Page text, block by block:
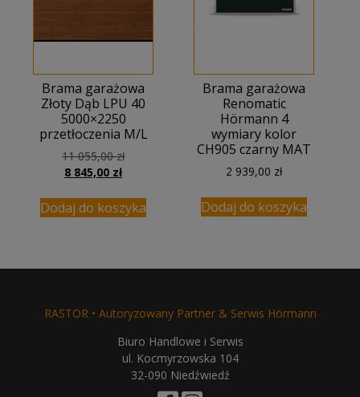
Brama garażowa
Złoty Dąb LPU 40
5000×2250
przetłoczenia M/L
11 055,00złPierwotna
11
055,00 zł.
8 845,00 złAktualna
wynosi:
8
Dodaj do koszyka
Brama garażowa
Renomatic
Hörmann 4
wymiary kolor
CH905 czarny MAT
2 939,00 zł
Dodaj do koszyka
RASTOR • Autoryzowany Partner & Serwis Hörmann
Biuro Handlowe i Serwis
ul. Kocmyrzowska 104
32-090 Niedźwiedź